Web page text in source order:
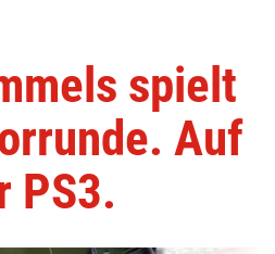
spielt
Auf
PS3.